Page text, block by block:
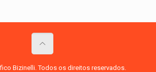
Bizinelli. Todos os direitos reservados.